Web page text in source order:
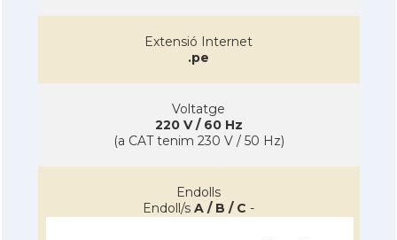
Extensió Internet
.pe
Voltatge
220 V / 60 Hz
(a CAT tenim 230 V / 50 Hz)
Endolls
Endoll/s A / B / C -